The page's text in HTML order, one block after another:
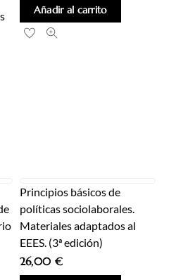
Añadir al carrito
Principios básicos de
políticas sociolaborales.
Materiales adaptados al
EEES. (3ª edición)
26,00 €